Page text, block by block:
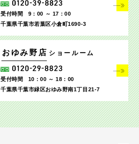
受付時間
9：00 ～ 17：00
千葉県千葉市若葉区小倉町1690‐3
おゆみ野店 ショールーム
受付時間
10：00 ～ 18：00
千葉県千葉市緑区おゆみ野南1丁目21-7